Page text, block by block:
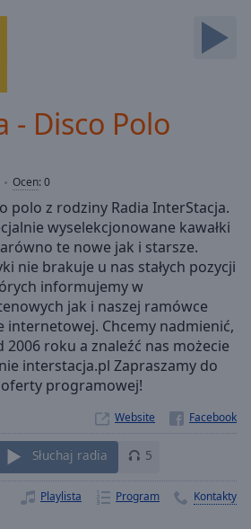
- Disco Polo
Ocen:0
polo z rodziny Radia InterStacja.
wyselekcjonowane kawałki
te nowe jak i starsze.
nie brakuje u nas stałych pozycji
informujemy w
jak i naszej ramówce
internetowej. Chcemy nadmienić,
2006 roku a znaleźć nas możecie
interstacja.pl Zapraszamy do
programowej!
Website
Słuchaj radia 5
Playlista Program Kontakty